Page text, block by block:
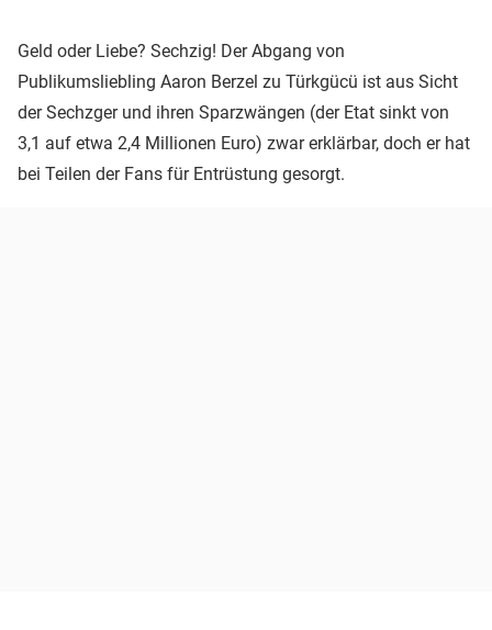
Geld oder Liebe? Sechzig! Der Abgang von
Publikumsliebling Aaron Berzel zu Türkgücü ist aus Sicht
der Sechzger und ihren Sparzwängen (der Etat sinkt von
3,1 auf etwa 2,4 Millionen Euro) zwar erklärbar, doch er hat
bei Teilen der Fans für Entrüstung gesorgt.